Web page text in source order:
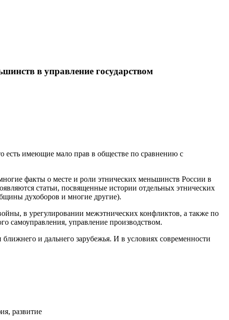
в управление государством
есть имеющие мало прав в обществе по сравнению с
факты о месте и роли этнических меньшинств России в
статьи, посвященные истории отдельных этнических
духоборов и многие другие).
в урегулировании межэтнических конфликтов, а также по
самоуправления, управление производством.
и дальнего зарубежья. И в условиях современности
развитие